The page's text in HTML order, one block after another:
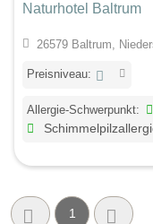
Naturhotel Baltrum
26579 Baltrum,
Preisniveau:
Allergie-Schwerpunkt:
1